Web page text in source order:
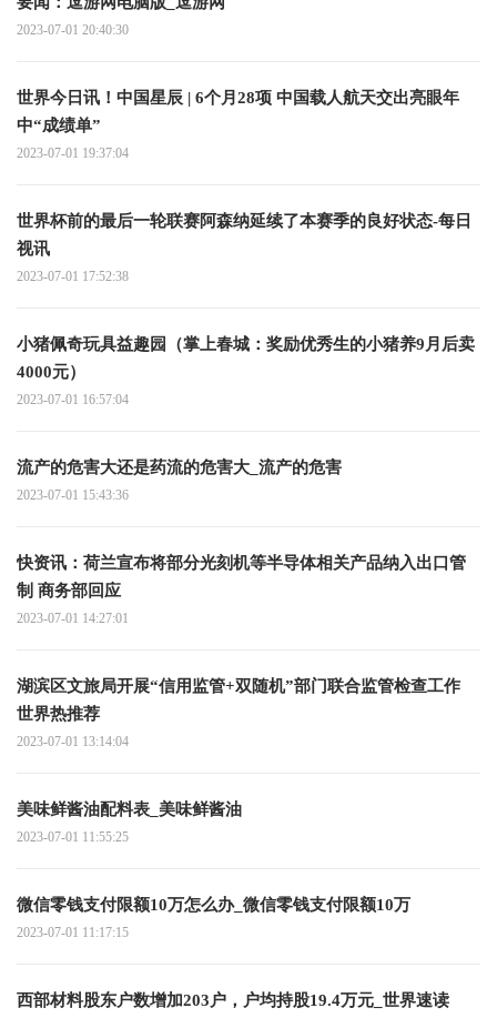
2023-07-01 20:40:30
世界今日讯！中国星辰 | 6个月28项 中国载人航天交出亮眼年
中“成绩单”
2023-07-01 19:37:04
世界杯前的最后一轮联赛阿森纳延续了本赛季的良好状态-每日
视讯
2023-07-01 17:52:38
小猪佩奇玩具益趣园（掌上春城：奖励优秀生的小猪养9月后卖
4000元）
2023-07-01 16:57:04
流产的危害大还是药流的危害大_流产的危害
2023-07-01 15:43:36
快资讯：荷兰宣布将部分光刻机等半导体相关产品纳入出口管
制 商务部回应
2023-07-01 14:27:01
湖滨区文旅局开展“信用监管+双随机”部门联合监管检查工作
世界热推荐
2023-07-01 13:14:04
美味鲜酱油配料表_美味鲜酱油
2023-07-01 11:55:25
微信零钱支付限额10万怎么办_微信零钱支付限额10万
2023-07-01 11:17:15
西部材料股东户数增加203户，户均持股19.4万元_世界速读